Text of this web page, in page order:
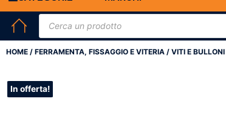
HOME / FERRAMENTA, FISSAGGIO E VITERIA / VITI E BULLONI
In offerta!